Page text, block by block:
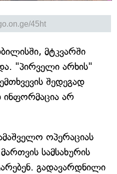
მტკვარში
"პირველი არხის"
შედეგად
ინფორმაცია არ
ოპერაციას
სამსახურის
გადავარდნილი